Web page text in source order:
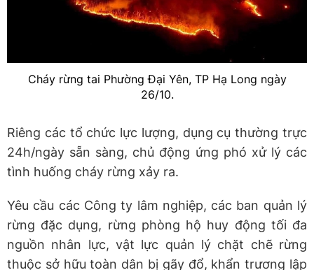
Cháy rừng tai Phường Đại Yên, TP Hạ Long ngày
26/10.
Riêng các tổ chức lực lượng, dụng cụ thường trực
24h/ngày sẵn sàng, chủ động ứng phó xử lý các
tình huống cháy rừng xảy ra.
Yêu cầu các Công ty lâm nghiệp, các ban quản lý
rừng đặc dụng, rừng phòng hộ huy động tối đa
nguồn nhân lực, vật lực quản lý chặt chẽ rừng
thuộc sở hữu toàn dân bị gãy đổ, khẩn trương lập